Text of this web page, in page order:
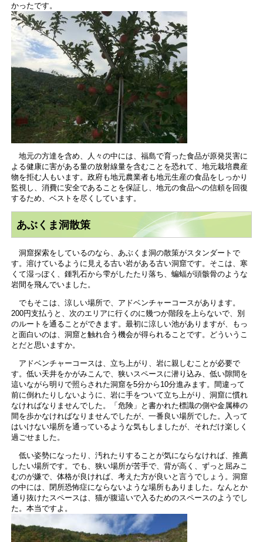
かったです。
地元の方達を含め、人々の中には、福島で育った食品が原発災害に
よる健康に害がある量の放射線量を含むことを恐れて、地元栽培農産
物を拒む人もいます。政府も地元農業者も地元生産の食品をしっかり
監視し、消費に安全であることを保証し、地元の食品への信頼を回復
するため、ベストを尽くしています。
あぶくま洞散策
洞窟探索をしているのなら、あぶくま洞の散策がスタンダートで
す。溶けているように見える古い岩がある古い洞窟です。そこは、寒
くて湿っぽく、鍾乳石から雫がしたたり落ち、蝙蝠が頭骸骨のような
岩間を飛んでいました。
でもそこは、涼しい場所で、アドベンチャーコースがあります。
200円支払うと、次のエリアに行くのに幾つか階段を上らないで、別
のルートを通ることができます。最初に涼しい池がありますが、もっ
と面白いのは、洞窟と触れ合う機会が得られることです。どういうこ
とだと思いますか。
アドベンチャーコースは、立ち上がり、岩に親しむことが必要で
す。低い天井をかがみこんで、狭いスペースに潜り込み、低い隙間を
這いながら明りで照らされた洞窟を5分から10分進みます。間違って
前に倒れたりしないように、岩に手をついて立ち上がり、洞窟に慣れ
なければなりませんでした。「危険」と書かれた標識の側や金属棒の
間を歩かなければなりませんでしたが、一番良い場所でした。入って
はいけない場所を通っているような気もしましたが、それだけ楽しく
過ごせました。
低い姿勢になったり、汚れたりすることが気にならなければ、推薦
したい場所です。でも、狭い場所が苦手で、背が高く、ずっと屈みこ
むのが嫌で、体格が良ければ、考えた方が良いと言うでしょう。洞窟
の中には、閉所恐怖症にならないような場所もありました。なんとか
通り抜けたスペースは、猫が腹這いで入るためのスペースのようでし
た。本当ですよ。